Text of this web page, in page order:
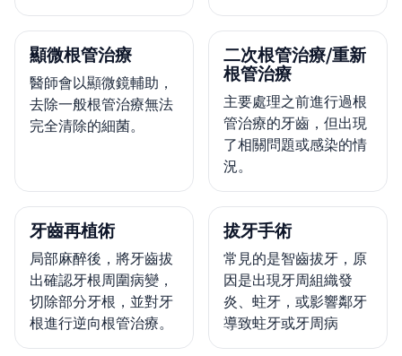
顯微根管治療
醫師會以顯微鏡輔助，
去除一般根管治療無法
完全清除的細菌。
二次根管治療/重新
根管治療
主要處理之前進行過根
管治療的牙齒，但出現
了相關問題或感染的情
況。
牙齒再植術
局部麻醉後，將牙齒拔
出確認牙根周圍病變，
切除部分牙根，並對牙
根進行逆向根管治療。
拔牙手術
常見的是智齒拔牙，原
因是出現牙周組織發
炎、蛀牙，或影響鄰牙
導致蛀牙或牙周病